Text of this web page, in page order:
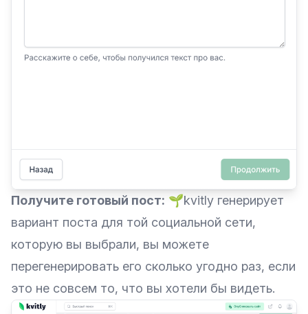
Получите готовый пост: 🌱kvitly генерирует
вариант поста для той социальной сети,
которую вы выбрали, вы можете
перегенерировать его сколько угодно раз, если
это не совсем то, что вы хотели бы видеть.